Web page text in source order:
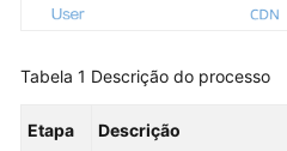
de
Tabela 1 Descrição do processo
Etapa Descrição